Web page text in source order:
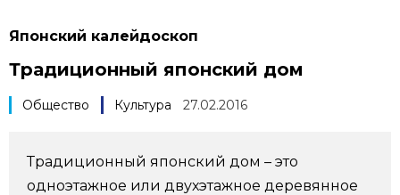
العربية
Путеводитель по Японии
Фото/Видео
Японский калейдоскоп
Традиционный японский дом
Общество Культура 27.02.2016
Традиционный японский дом – это
одноэтажное или двухэтажное деревянное